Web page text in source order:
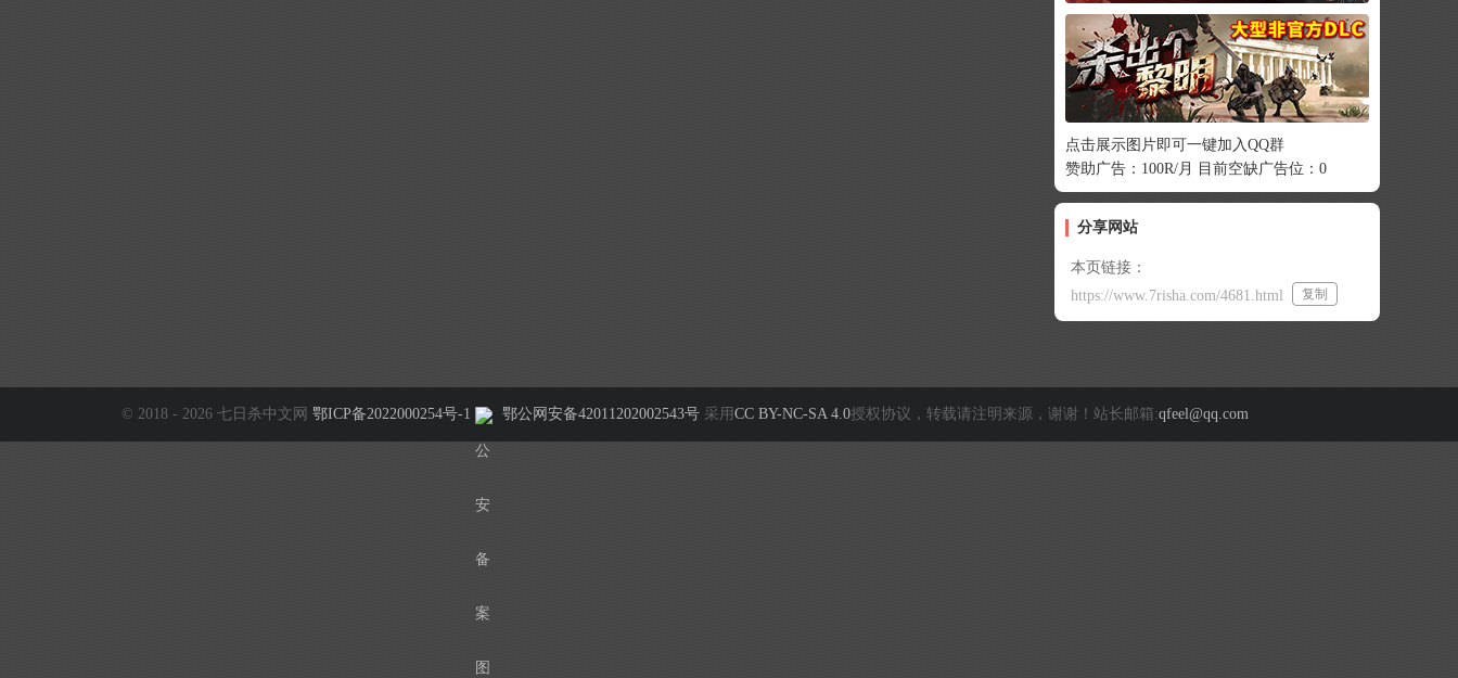
点击展示图片即可一键加入QQ群
赞助广告：100R/月 目前空缺广告位：0
分享网站
本页链接：
https://www.7risha.com/4681.html
复制
© 2018 - 2026 七日杀中文网 鄂ICP备2022000254号-1 鄂公网安备42011202002543号 采用 CC BY-NC-SA 4.0授权协议，转载请注明来源，谢谢！站长邮箱:qfeel@qq.com